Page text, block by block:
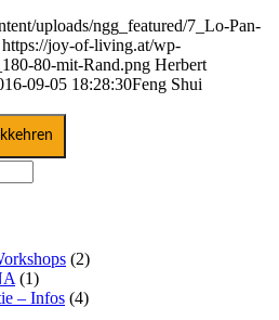
uploads/ngg_featured/7_Lo-Pan-
https://joy-of-living.at/wp-
80-mit-Rand.png Herbert
09-05 18:28:30Feng Shui
(2)
(1)
– Infos (4)